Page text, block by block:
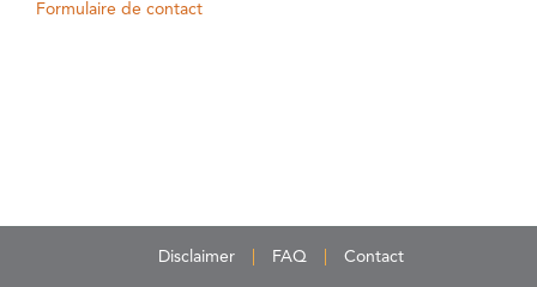
Formulaire de contact
Disclaimer FAQ Contact